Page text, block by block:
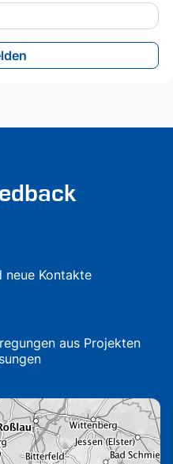
neue Kontakte
aus Projekten